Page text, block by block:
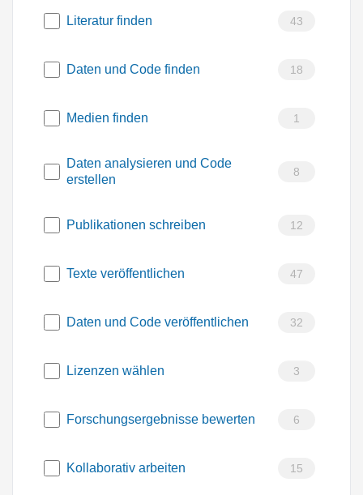
Literatur finden 43
Daten und Code finden 18
Medien finden 1
Daten analysieren und Code
erstellen
8
Publikationen schreiben 12
Texte veröffentlichen 47
Daten und Code veröffentlichen 32
Lizenzen wählen 3
Forschungsergebnisse bewerten 6
Kollaborativ arbeiten 15